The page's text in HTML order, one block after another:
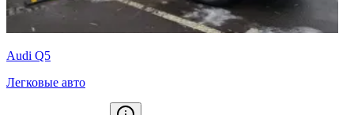
Audi Q5
Легковые авто